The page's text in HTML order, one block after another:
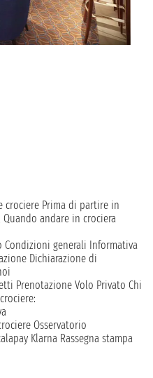
crociere Prima di partire in
Quando andare in crociera
Condizioni generali Informativa
Dichiarazione di
Prenotazione Volo Privato Chi
Osservatorio
Klarna Rassegna stampa